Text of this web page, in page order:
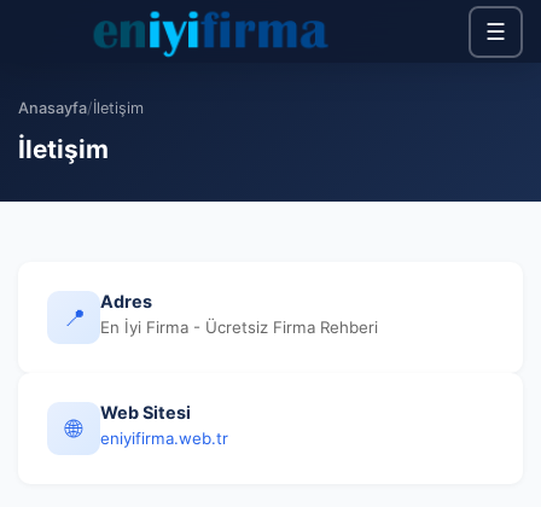
☰
Anasayfa/İletişim
İletişim
📍
Adres
En İyi Firma - Ücretsiz Firma Rehberi
🌐
Web Sitesi
eniyifirma.web.tr